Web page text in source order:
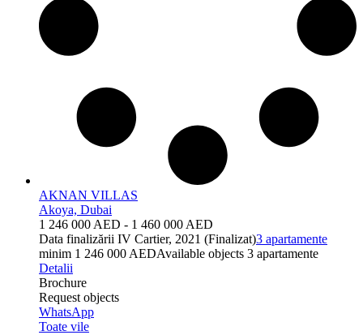
AKNAN VILLAS
Akoya, Dubai
1 246 000 AED - 1 460 000 AED
Data finalizării IV Cartier, 2021 (Finalizat)3 apartamente
minim 1 246 000 AEDAvailable objects 3 apartamente
Detalii
Brochure
Request objects
WhatsApp
Toate vile